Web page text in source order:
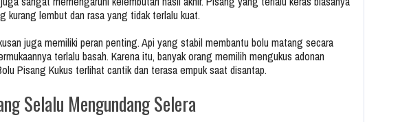
kurang lembut dan rasa yang tidak terlalu kuat.
juga memiliki peran penting. Api yang stabil membantu bolu matang secara
terlalu basah. Karena itu, banyak orang memilih mengukus adonan
Pisang Kukus terlihat cantik dan terasa empuk saat disantap.
Selalu Mengundang Selera